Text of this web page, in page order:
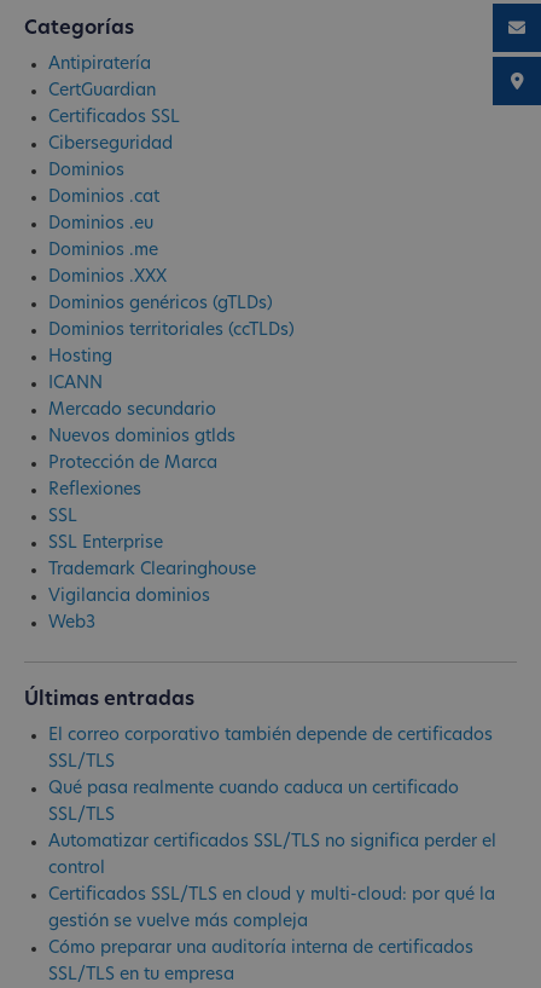
Categorías
Antipiratería
CertGuardian
Certificados SSL
Ciberseguridad
Dominios
Dominios .cat
Dominios .eu
Dominios .me
Dominios .XXX
Dominios genéricos (gTLDs)
Dominios territoriales (ccTLDs)
Hosting
ICANN
Mercado secundario
Nuevos dominios gtlds
Protección de Marca
Reflexiones
SSL
SSL Enterprise
Trademark Clearinghouse
Vigilancia dominios
Web3
Últimas entradas
El correo corporativo también depende de certificados
SSL/TLS
Qué pasa realmente cuando caduca un certificado
SSL/TLS
Automatizar certificados SSL/TLS no significa perder el
control
Certificados SSL/TLS en cloud y multi-cloud: por qué la
gestión se vuelve más compleja
Cómo preparar una auditoría interna de certificados
SSL/TLS en tu empresa